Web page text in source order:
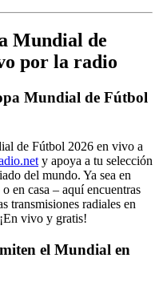
Mundial de
por la radio
Mundial de Fútbol
de Fútbol 2026 en vivo a
y apoya a tu selección
del mundo. Ya sea en
en casa – aquí encuentras
transmisiones radiales en
vivo y gratis!
el Mundial en